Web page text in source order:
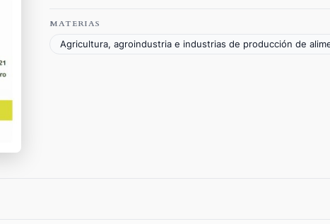
MATERIAS
Agricultura, agroindustria e industrias de producción de